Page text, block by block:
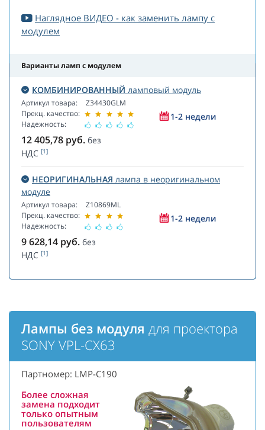
Наглядное ВИДЕО - как заменить лампу с
модулем
Варианты ламп с модулем
КОМБИНИРОВАННЫЙ ламповый модуль
Артикул товара:
Прекц. качество:
Надежность:
Z34430GLM
1-2 недели
12 405,78 руб. без
НДС [1]
НЕОРИГИНАЛЬНАЯ лампа в неоригинальном
модуле
Артикул товара:
Прекц. качество:
Надежность:
Z10869ML
1-2 недели
9 628,14 руб. без
НДС [1]
Лампы без модуля для проектора
SONY VPL-CX63
Партномер: LMP-C190
Более сложная
замена подходит
только опытным
пользователям